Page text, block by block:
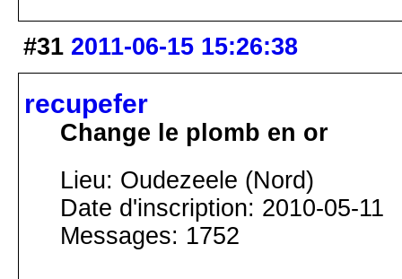
#31 2011-06-15 15:26:38
recupefer
Change le plomb en or
Lieu: Oudezeele (Nord)
Date d'inscription: 2010-05-11
Messages: 1752